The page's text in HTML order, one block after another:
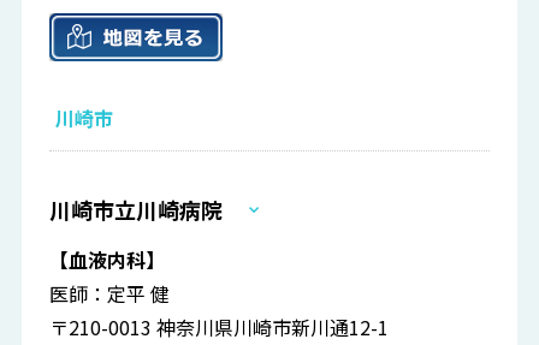
川崎市
川崎市立川崎病院
【血液内科】
医師：定平 健
〒210-0013 神奈川県川崎市新川通12-1